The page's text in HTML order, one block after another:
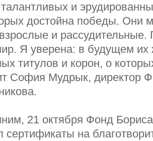
и
достойна победы. Они
и
Я уверена: в будущем их
титулов и корон, о
София Мудрык, директор
21 октября Фонд
сертификаты на